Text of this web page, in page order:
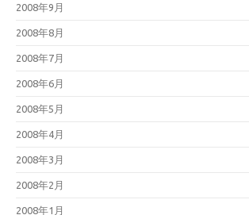
2008年9月
2008年8月
2008年7月
2008年6月
2008年5月
2008年4月
2008年3月
2008年2月
2008年1月